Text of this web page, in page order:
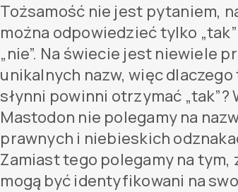
Tożsamość nie jest pytaniem,
można odpowiedzieć tylko
„nie”. Na świecie jest niewiele
unikalnych nazw, więc
słynni powinni otrzymać „tak”?
Mastodon nie polegamy na
prawnych i niebieskich
Zamiast tego polegamy na tym,
mogą być identyfikowani na